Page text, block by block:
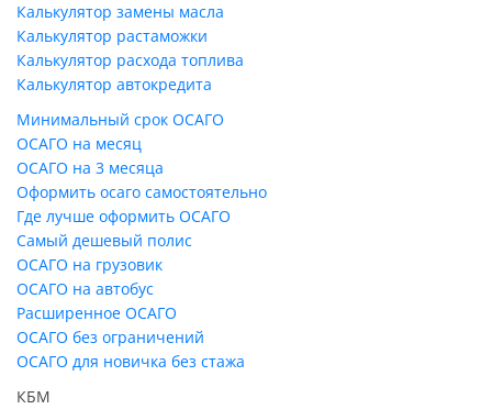
Калькулятор замены масла
Калькулятор растаможки
Калькулятор расхода топлива
Калькулятор автокредита
Минимальный срок ОСАГО
ОСАГО на месяц
ОСАГО на 3 месяца
Оформить осаго самостоятельно
Где лучше оформить ОСАГО
Самый дешевый полис
ОСАГО на грузовик
ОСАГО на автобус
Расширенное ОСАГО
ОСАГО без ограничений
ОСАГО для новичка без стажа
КБМ